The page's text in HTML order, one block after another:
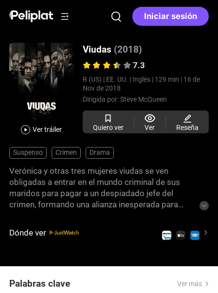
Iniciar sesión
Ver tráiler
Viudas (2018)
7.3
R (US) | EE. UU. | Inglés | 129 min | 16 de
Nov de 2018
Dirigida por:Steve McQueen
Quiero ver Ver Reseña
Suspenso Crimen Drama
Verónica y otras tres mujeres viudas se ven
obligadas a entrar en el mundo criminal de sus
maridos para pagar a un despiadado jefe del
crimen, formando una alianza inesperada para
director Steve McQueen y protagonizada por un
reparto excepcional encabezado por la talentosa
Dónde ver
Palabras clave Ver más